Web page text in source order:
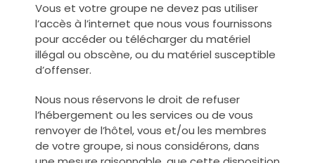
Vous et votre groupe ne devez pas utiliser
l’accès à l’internet que nous vous fournissons
pour accéder ou télécharger du matériel
illégal ou obscène, ou du matériel susceptible
d’offenser.
Nous nous réservons le droit de refuser
l’hébergement ou les services ou de vous
renvoyer de l’hôtel, vous et/ou les membres
de votre groupe, si nous considérons, dans